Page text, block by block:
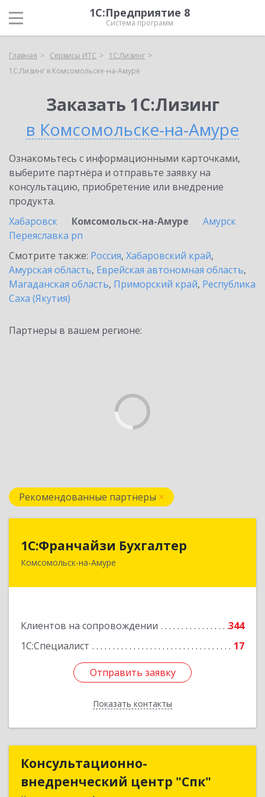
1С:Предприятие 8
Система программ
Главная Сервисы ИТС
1С:Лизинг
1С:Лизинг в Комсомольске-на-Амуре
Заказать 1С:Лизинг
в Комсомольске-на-Амуре
Ознакомьтесь с информационными карточками,
выберите партнёра и отправьте заявку на
консультацию, приобретение или внедрение
продукта.
Хабаровск
Комсомольск-на-Амуре
Амурск
Переяславка рп
Смотрите также: Россия, Хабаровский край,
Амурская область, Еврейская автономная область,
Магаданская область, Приморский край, Республика
Саха (Якутия)
Партнеры в вашем регионе:
Рекомендованные партнеры
1С:Франчайзи Бухгалтер
Комсомольск-на-Амуре
Клиентов на сопровождении
344
1С:Специалист
17
Отправить заявку
Показать контакты
1С:Франчайзи Бухгалтер
681000, Хабаровский край, Комсомольск-на-
Подробнее
Отправить заявку
Назад
Консультационно-
внедренческий центр "Спк"
Консультационно-
внедренческий центр "Спк"